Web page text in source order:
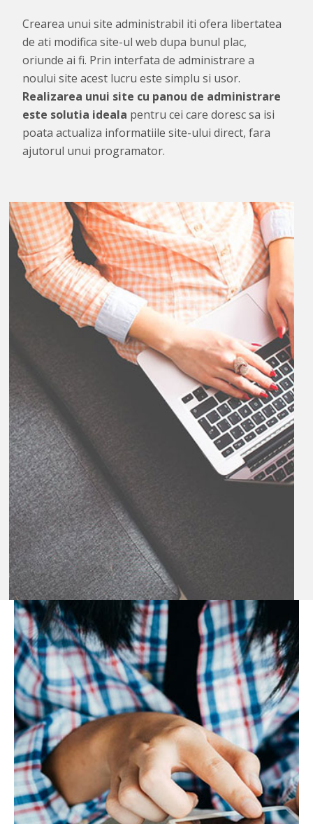
Crearea unui site administrabil iti ofera libertatea
de ati modifica site-ul web dupa bunul plac,
oriunde ai fi. Prin interfata de administrare a
noului site acest lucru este simplu si usor.
Realizarea unui site cu panou de administrare
este solutia ideala pentru cei care doresc sa isi
poata actualiza informatiile site-ului direct, fara
ajutorul unui programator.